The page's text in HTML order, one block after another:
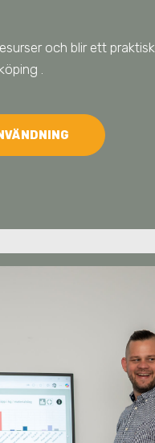
och blir ett